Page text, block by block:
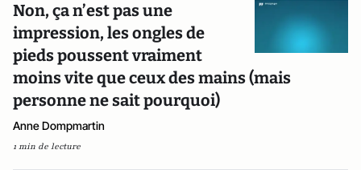
Non, ça n’est pas une
impression, les ongles de
pieds poussent vraiment
moins vite que ceux des mains (mais
personne ne sait pourquoi)
Anne Dompmartin
1 min de lecture